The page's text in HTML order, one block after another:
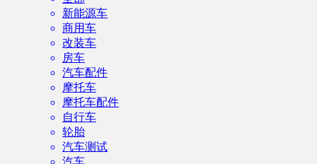
新能源车
商用车
改装车
房车
汽车配件
摩托车
摩托车配件
自行车
轮胎
汽车测试
汽车